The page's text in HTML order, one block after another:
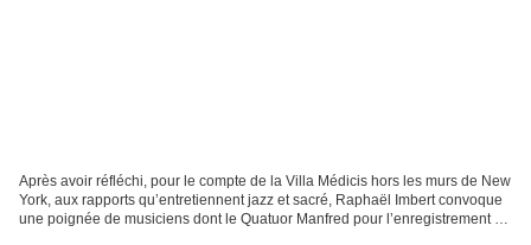
Après avoir réfléchi, pour le compte de la Villa Médicis hors les murs de New
York, aux rapports qu’entretiennent jazz et sacré, Raphaël Imbert convoque
une poignée de musiciens dont le Quatuor Manfred pour l’enregistrement de